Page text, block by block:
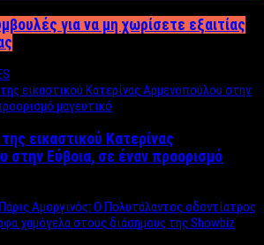
για να μη χωρίσετε εξαιτίας
εικαστικού Κατερίνας
στην Εύβοια, σε έναν προορισμό